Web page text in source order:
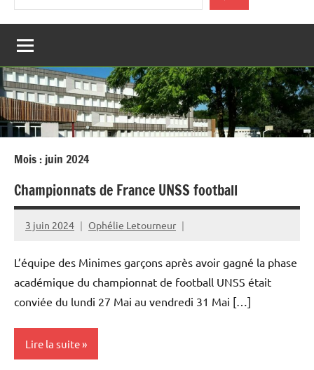
Mois : juin 2024
Championnats de France UNSS football
3 juin 2024 Ophélie Letourneur
L’équipe des Minimes garçons après avoir gagné la phase
académique du championnat de football UNSS était
conviée du lundi 27 Mai au vendredi 31 Mai […]
Lire la suite